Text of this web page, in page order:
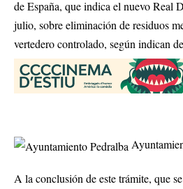
de España, que indica el nuevo Real
julio, sobre eliminación de residuos
vertedero controlado, según indican
A la conclusión de este trámite, que